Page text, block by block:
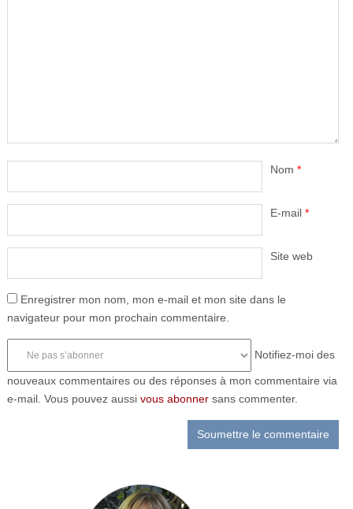
Nom *
E-mail *
Site web
Enregistrer mon nom, mon e-mail et mon site dans le
navigateur pour mon prochain commentaire.
Notifiez-moi des
nouveaux commentaires ou des réponses à mon commentaire via
e-mail. Vous pouvez aussi vous abonnersans commenter.